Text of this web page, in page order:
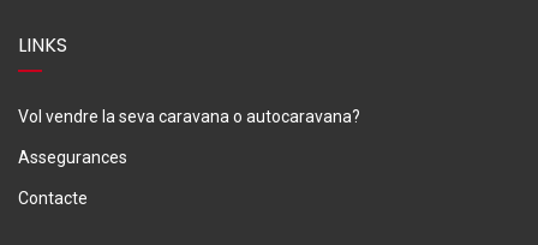
LINKS
Vol vendre la seva caravana o autocaravana?
Assegurances
Contacte